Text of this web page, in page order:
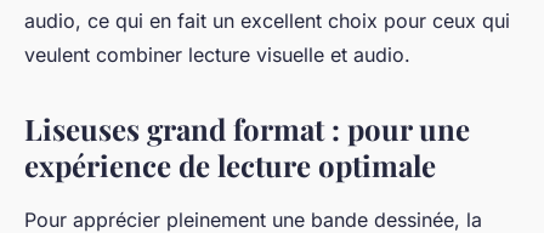
audio, ce qui en fait un excellent choix pour ceux qui
veulent combiner lecture visuelle et audio.
Liseuses grand format : pour une
expérience de lecture optimale
Pour apprécier pleinement une bande dessinée, la